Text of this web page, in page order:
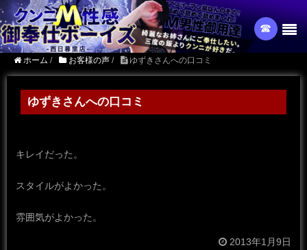
☎︎
ホーム / お客様の声 / ゆずきさんへの口コミ
ゆずきさんへの口コミ
キレイだった。
スタイルがよかった。
雰囲気がよかった。
2013年1月9日